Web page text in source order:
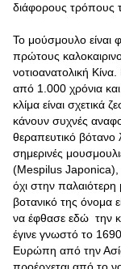
διάφορους τρόπους
Το μούσμουλο είναι
πρώτους
νοτιοανατολική
από 1.000 χρόνια
κλίμα είναι σχετικά
κάνουν συχνές
θεραπευτικό βότανο
σημερινές
(Mespilus Japonica),
όχι στην
βοτανικό της όνομα
να έφθασε εδώ την
έγινε γνωστό το
Ευρώπη από την